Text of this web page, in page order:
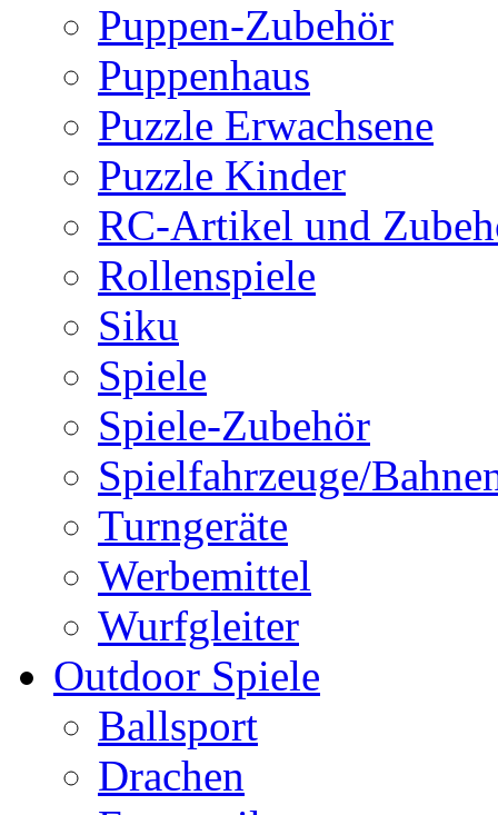
Puppen-Zubehör
Puppenhaus
Puzzle Erwachsene
Puzzle Kinder
RC-Artikel und
Rollenspiele
Siku
Spiele
Spiele-Zubehör
Spielfahrzeuge/
Turngeräte
Werbemittel
Wurfgleiter
Outdoor Spiele
Ballsport
Drachen